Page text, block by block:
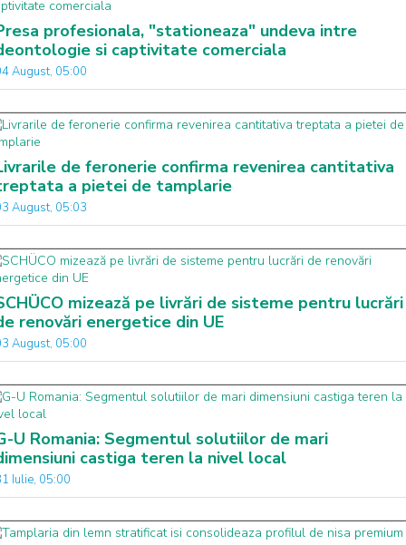
profesionala, "stationeaza" undeva intre
si captivitate comerciala
August, 05:00
de feronerie confirma revenirea cantitativa
a pietei de tamplarie
August, 05:03
mizează pe livrări de sisteme pentru lucrări
renovări energetice din UE
August, 05:00
U Romania: Segmentul solutiilor de mari
castiga teren la nivel local
Iulie, 05:00